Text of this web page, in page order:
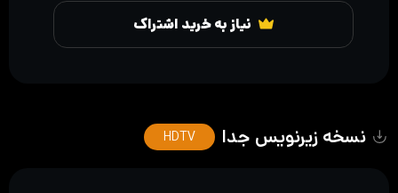
نیاز به خرید اشتراک
نسخه زیرنویس جدا HDTV